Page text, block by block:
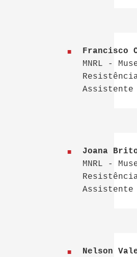
Francisco
MNRL -
Assistente
Joana
MNRL -
Assistente
Nelson